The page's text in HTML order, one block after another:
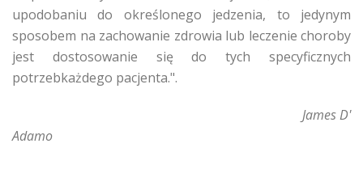
upodobaniu do określonego jedzenia, to jedynym
sposobem na zachowanie zdrowia lub leczenie choroby
jest dostosowanie się do tych specyficznych
potrzebkażdego pacjenta.".
James D'
Adamo